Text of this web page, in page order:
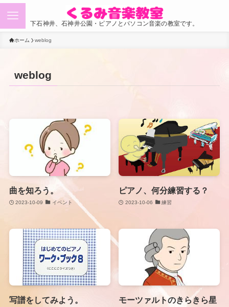
下石神井、石神井公園・ピアノとパソコン音楽の教室です。
ホーム weblog
weblog
曲を知ろう。
2023-10-09 イベント
ピアノ、何分練習する？
2023-10-06 練習
写譜をしてみよう。
モーツァルトのきらきら星